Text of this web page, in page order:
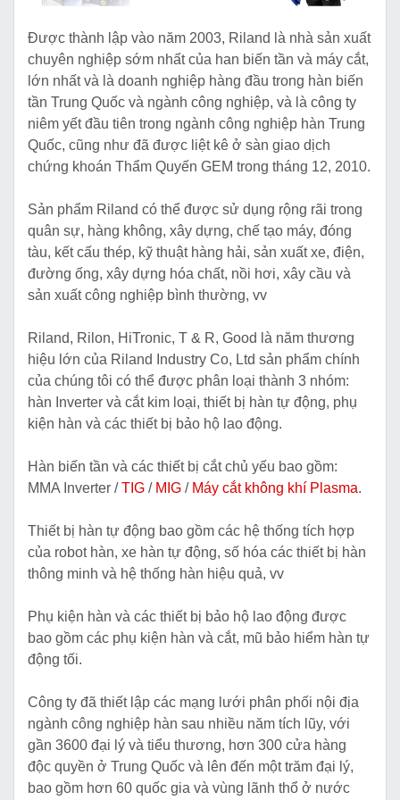
Được thành lập vào năm 2003, Riland là nhà sản xuất
chuyên nghiệp sớm nhất của han biến tần và máy cắt,
lớn nhất và là doanh nghiệp hàng đầu trong hàn biến
tần Trung Quốc và ngành công nghiệp, và là công ty
niêm yết đầu tiên trong ngành công nghiệp hàn Trung
Quốc, cũng như đã được liệt kê ở sàn giao dịch
chứng khoán Thẩm Quyến GEM trong tháng 12, 2010.
Sản phẩm Riland có thể được sử dụng rộng rãi trong
quân sự, hàng không, xây dựng, chế tạo máy, đóng
tàu, kết cấu thép, kỹ thuật hàng hải, sản xuất xe, điện,
đường ống, xây dựng hóa chất, nồi hơi, xây cầu và
sản xuất công nghiệp bình thường, vv
Riland, Rilon, HiTronic, T & R, Good là năm thương
hiệu lớn của Riland Industry Co, Ltd sản phẩm chính
của chúng tôi có thể được phân loại thành 3 nhóm:
hàn Inverter và cắt kim loại, thiết bị hàn tự động, phụ
kiện hàn và các thiết bị bảo hộ lao động.
Hàn biến tần và các thiết bị cắt chủ yếu bao gồm:
MMA Inverter /TIG / MIG / Máy cắt không khí Plasma.
Thiết bị hàn tự động bao gồm các hệ thống tích hợp
của robot hàn, xe hàn tự động, số hóa các thiết bị hàn
thông minh và hệ thống hàn hiệu quả, vv
Phụ kiện hàn và các thiết bị bảo hộ lao động được
bao gồm các phụ kiện hàn và cắt, mũ bảo hiểm hàn tự
động tối.
Công ty đã thiết lập các mạng lưới phân phối nội địa
ngành công nghiệp hàn sau nhiều năm tích lũy, với
gần 3600 đại lý và tiểu thương, hơn 300 cửa hàng
độc quyền ở Trung Quốc và lên đến một trăm đại lý,
bao gồm hơn 60 quốc gia và vùng lãnh thổ ở nước